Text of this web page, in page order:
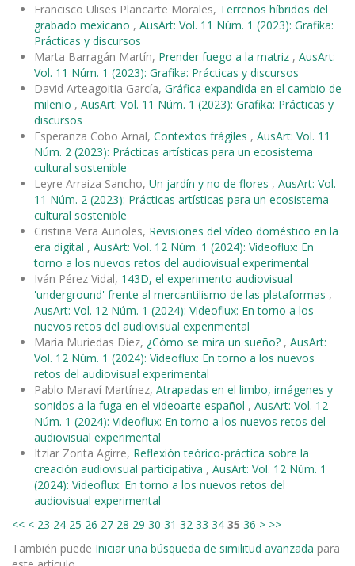
Francisco Ulises Plancarte Morales, Terrenos híbridos del
grabado mexicano , AusArt: Vol. 11 Núm. 1 (2023): Grafika:
Prácticas y discursos
Marta Barragán Martín, Prender fuego a la matriz , AusArt:
Vol. 11 Núm. 1 (2023): Grafika: Prácticas y discursos
David Arteagoitia García, Gráfica expandida en el cambio de
milenio , AusArt: Vol. 11 Núm. 1 (2023): Grafika: Prácticas y
discursos
Esperanza Cobo Arnal, Contextos frágiles , AusArt: Vol. 11
Núm. 2 (2023): Prácticas artísticas para un ecosistema
cultural sostenible
Leyre Arraiza Sancho, Un jardín y no de flores , AusArt: Vol.
11 Núm. 2 (2023): Prácticas artísticas para un ecosistema
cultural sostenible
Cristina Vera Aurioles, Revisiones del vídeo doméstico en la
era digital , AusArt: Vol. 12 Núm. 1 (2024): Videoflux: En
torno a los nuevos retos del audiovisual experimental
Iván Pérez Vidal, 143D, el experimento audiovisual
'underground' frente al mercantilismo de las plataformas ,
AusArt: Vol. 12 Núm. 1 (2024): Videoflux: En torno a los
nuevos retos del audiovisual experimental
Maria Muriedas Díez, ¿Cómo se mira un sueño? , AusArt:
Vol. 12 Núm. 1 (2024): Videoflux: En torno a los nuevos
retos del audiovisual experimental
Pablo Maraví Martínez, Atrapadas en el limbo, imágenes y
sonidos a la fuga en el videoarte español , AusArt: Vol. 12
Núm. 1 (2024): Videoflux: En torno a los nuevos retos del
audiovisual experimental
Itziar Zorita Agirre, Reflexión teórico-práctica sobre la
creación audiovisual participativa , AusArt: Vol. 12 Núm. 1
(2024): Videoflux: En torno a los nuevos retos del
audiovisual experimental
<< < 23 24 25 26 27 28 29 30 31 32 33 34 35 36 > >>
También puede Iniciar una búsqueda de similitud avanzada para